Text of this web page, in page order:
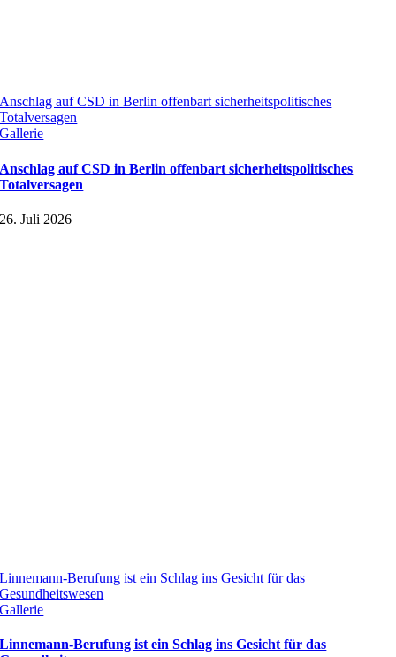
Anschlag auf CSD in Berlin offenbart sicherheitspolitisches
Totalversagen
Gallerie
Anschlag auf CSD in Berlin offenbart sicherheitspolitisches
Totalversagen
26. Juli 2026
Linnemann-Berufung ist ein Schlag ins Gesicht für das
Gesundheitswesen
Gallerie
Linnemann-Berufung ist ein Schlag ins Gesicht für das